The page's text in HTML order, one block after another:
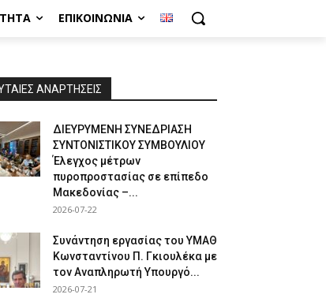
ΕΠΙΚΟΙΝΩΝΊΑ
ΑΝΑΡΤΗΣΕΙΣ
ΔΙΕΥΡΥΜΕΝΗ ΣΥΝΕΔΡΙΑΣΗ
ΣΥΝΤΟΝΙΣΤΙΚΟΥ ΣΥΜΒΟΥΛΙΟΥ
Έλεγχος μέτρων
πυροπροστασίας σε επίπεδο
Μακεδονίας –...
2026-07-22
Συνάντηση εργασίας του ΥΜΑΘ
Κωνσταντίνου Π. Γκιουλέκα με
τον Αναπληρωτή Υπουργό...
2026-07-21